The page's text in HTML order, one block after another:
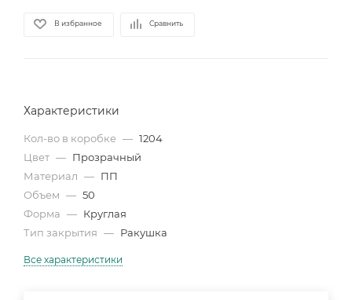
В избранное Сравнить
Характеристики
Кол-во в коробке — 1204
Цвет — Прозрачный
Материал — ПП
Объем — 50
Форма — Круглая
Тип закрытия — Ракушка
Все характеристики